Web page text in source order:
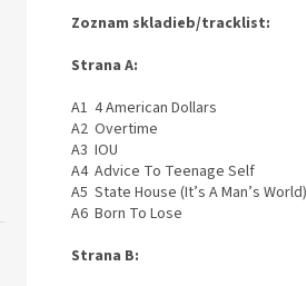
Zoznam skladieb/tracklist:
Strana A:
A1 4 American Dollars
A2 Overtime
A3 IOU
A4 Advice To Teenage Self
A5 State House (It’s A Man’s World)
A6 Born To Lose
Strana B: